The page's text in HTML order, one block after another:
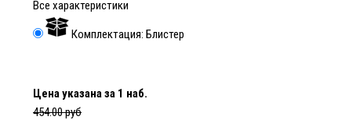
Все характеристики
Комплектация: Блистер
Цена указана за 1 наб.
454.00 руб